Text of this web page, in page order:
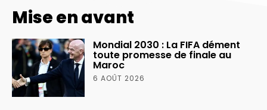
Mise en avant
Mondial 2030 : La FIFA dément
toute promesse de finale au
Maroc
6 AOÛT 2026